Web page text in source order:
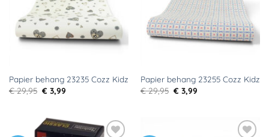
Papier behang 23235 Cozz Kidz
€29,95 Oorspronkelijke
prijs
€ 3,99Huidige
Papier behang 23255 Cozz Kidz
€29,95 Oorspronkelijke
prijs
€ 3,99Huidige